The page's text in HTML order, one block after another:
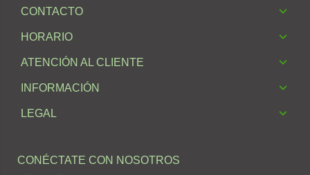
CONTACTO
HORARIO
ATENCIÓN AL CLIENTE
INFORMACIÓN
LEGAL
CONÉCTATE CON NOSOTROS